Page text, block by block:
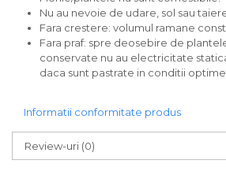
Nu au nevoie de udare, sol sau
Fara crestere: volumul ramane
Fara praf: spre deosebire de
conservate nu au electricitate
daca sunt pastrate in conditii optime.
Informatii conformitate produs
Review-uri (0)